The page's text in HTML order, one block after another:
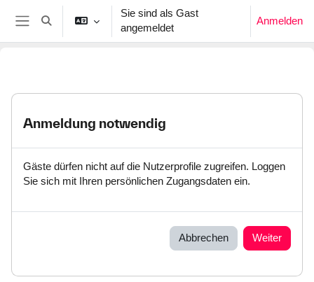
Zum Hauptinhalt
Website-Übersicht
Sucheingabe umschalten
Sie sind als Gast
angemeldet
Anmelden
Anmeldung notwendig
Gäste dürfen nicht auf die Nutzerprofile zugreifen. Loggen
Sie sich mit Ihren persönlichen Zugangsdaten ein.
Abbrechen Weiter